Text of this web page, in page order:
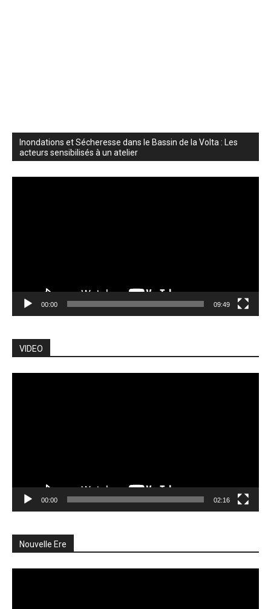
Inondations et Sécheresse dans le Bassin de la Volta : Les
acteurs sensibilisés à un atelier
00:00 09:49
VIDEO
00:00 02:16
Nouvelle Ere